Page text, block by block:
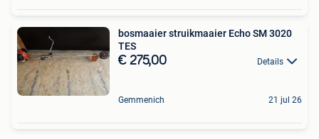
bosmaaier struikmaaier Echo SM 3020
TES
€ 275,00 Details
Gemmenich 21 jul 26